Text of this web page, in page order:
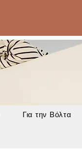
Για την Βόλτα